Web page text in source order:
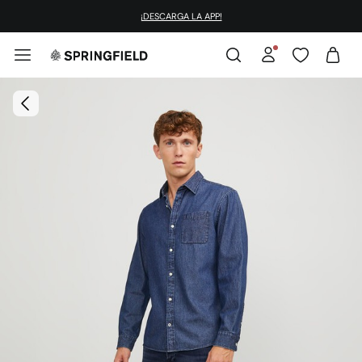
¡DESCARGA LA APP!